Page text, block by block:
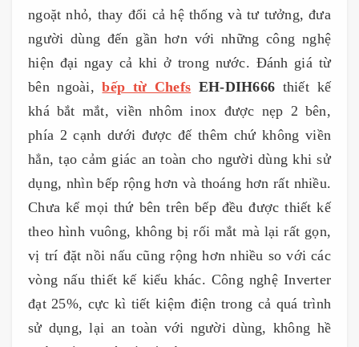
ngoặt nhỏ, thay đổi cả hệ thống và tư tưởng, đưa
người dùng đến gần hơn với những công nghệ
hiện đại ngay cả khi ở trong nước. Đánh giá từ
bên ngoài,bếp từ Chefs EH-DIH666 thiết kế
khá bắt mắt, viền nhôm inox được nẹp 2 bên,
phía 2 cạnh dưới được đế thêm chứ không viền
hẳn, tạo cảm giác an toàn cho người dùng khi sử
dụng, nhìn bếp rộng hơn và thoáng hơn rất nhiều.
Chưa kể mọi thứ bên trên bếp đều được thiết kế
theo hình vuông, không bị rối mắt mà lại rất gọn,
vị trí đặt nồi nấu cũng rộng hơn nhiều so với các
vòng nấu thiết kế kiểu khác. Công nghệ Inverter
đạt 25%, cực kì tiết kiệm điện trong cả quá trình
sử dụng, lại an toàn với người dùng, không hề